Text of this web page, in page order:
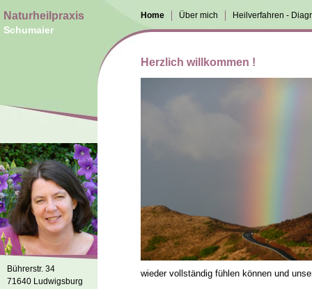
Naturheilpraxis
Schumaier
Bührerstr. 34
71640 Ludwigsburg
Home Über mich Heilverfahren -
Herzlich willkommen !
wieder vollständig fühlen können und